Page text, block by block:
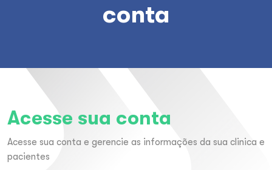
conta
Acesse sua conta
Acesse sua conta e gerencie as informações da sua clinica e
pacientes